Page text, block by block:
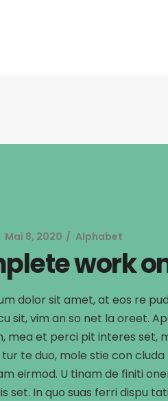
Mai 8, 2020 Alphabet
work
dolor sit amet, at eos re
sit, vim an so net la oreet.
mea et perci pit interes set,
te duo, mole stie con
eirmod. U tinam de finiti
set. In quo suas ferri dispu